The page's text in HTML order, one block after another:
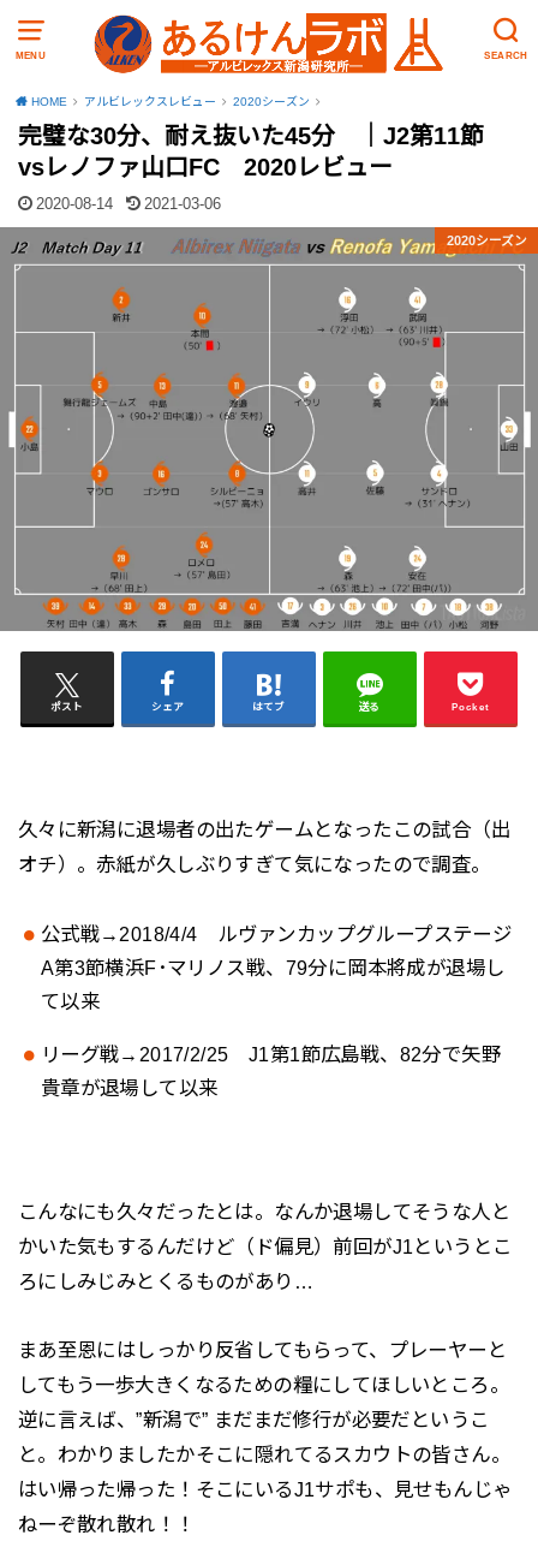
MENU SEARCH
HOME アルビレックスレビュー 2020シーズン
完璧な30分、耐え抜いた45分 ｜J2第11節
vsレノファ山口FC 2020レビュー
2020-08-14 2021-03-06
2020シーズン
ポスト シェア はてブ 送る Pocket
久々に新潟に退場者の出たゲームとなったこの試合（出
オチ）。赤紙が久しぶりすぎて気になったので調査。
公式戦→2018/4/4 ルヴァンカップグループステージ
A第3節横浜F･マリノス戦、79分に岡本將成が退場し
て以来
リーグ戦→2017/2/25 J1第1節広島戦、82分で矢野
貴章が退場して以来
こんなにも久々だったとは。なんか退場してそうな人と
かいた気もするんだけど（ド偏見）前回がJ1というとこ
ろにしみじみとくるものがあり…
まあ至恩にはしっかり反省してもらって、プレーヤーと
してもう一歩大きくなるための糧にしてほしいところ。
逆に言えば、”新潟で” まだまだ修行が必要だというこ
と。わかりましたかそこに隠れてるスカウトの皆さん。
はい帰った帰った！そこにいるJ1サポも、見せもんじゃ
ねーぞ散れ散れ！！